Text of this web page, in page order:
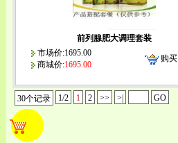
前列腺肥大调理套装
市场价:1695.00
购买
商城价:1695.00
30个记录 1/2 1 2 >> >| GO